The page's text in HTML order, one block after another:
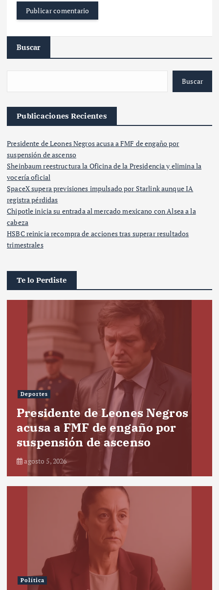
Buscar
Buscar
Publicaciones Recientes
Presidente de Leones Negros acusa a FMF de engaño por
suspensión de ascenso
Sheinbaum reestructura la Oficina de la Presidencia y elimina la
vocería oficial
SpaceX supera previsiones impulsado por Starlink aunque IA
registra pérdidas
Chipotle inicia su entrada al mercado mexicano con Alsea a la
cabeza
HSBC reinicia recompra de acciones tras superar resultados
trimestrales
Te lo Perdiste
Deportes
Presidente de Leones Negros
acusa a FMF de engaño por
suspensión de ascenso
agosto 5, 2026
Política